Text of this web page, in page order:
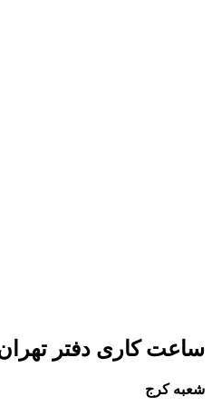
ساعت کاری دفتر تهران و کرج از
شعبه کرج